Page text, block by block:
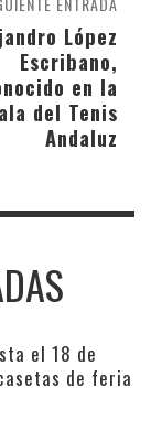
López
Escribano,
en la
del Tenis
Andaluz
el 18 de
de feria